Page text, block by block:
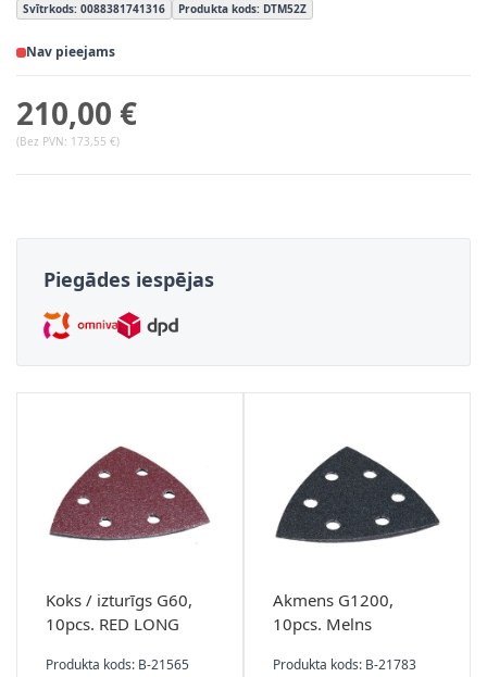
Svītrkods: 0088381741316 Produkta kods: DTM52Z
Nav pieejams
210,00 €
(Bez PVN: 173,55 €)
Piegādes iespējas
Koks / izturīgs G60,
10pcs. RED LONG
Produkta kods: B-21565
Akmens G1200,
10pcs. Melns
Produkta kods: B-21783